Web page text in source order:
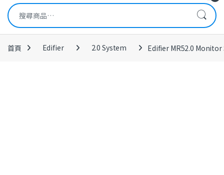
搜尋關鍵字:
首頁 Edifier 2.0 System Edifier MR52.0 Monitor